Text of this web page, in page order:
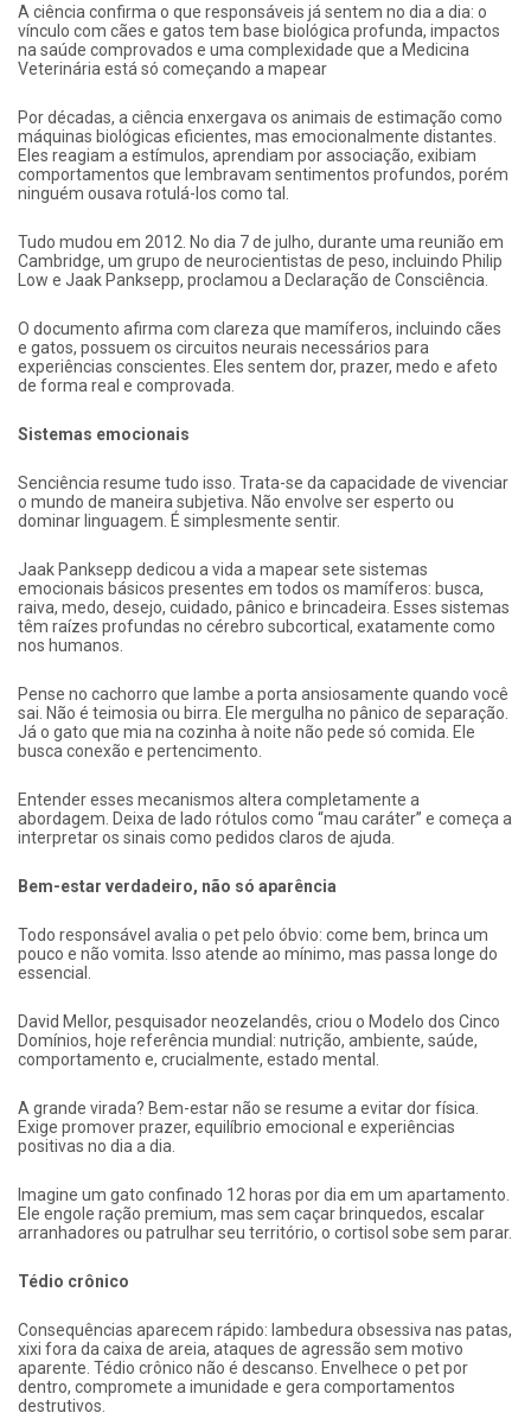
A ciência confirma o que responsáveis já sentem no dia a dia: o
vínculo com cães e gatos tem base biológica profunda, impactos
na saúde comprovados e uma complexidade que a Medicina
Veterinária está só começando a mapear
Por décadas, a ciência enxergava os animais de estimação como
máquinas biológicas eficientes, mas emocionalmente distantes.
Eles reagiam a estímulos, aprendiam por associação, exibiam
comportamentos que lembravam sentimentos profundos, porém
ninguém ousava rotulá-los como tal.
Tudo mudou em 2012. No dia 7 de julho, durante uma reunião em
Cambridge, um grupo de neurocientistas de peso, incluindo Philip
Low e Jaak Panksepp, proclamou a Declaração de Consciência.
O documento afirma com clareza que mamíferos, incluindo cães
e gatos, possuem os circuitos neurais necessários para
experiências conscientes. Eles sentem dor, prazer, medo e afeto
de forma real e comprovada.
Sistemas emocionais
Senciência resume tudo isso. Trata-se da capacidade de vivenciar
o mundo de maneira subjetiva. Não envolve ser esperto ou
dominar linguagem. É simplesmente sentir.
Jaak Panksepp dedicou a vida a mapear sete sistemas
emocionais básicos presentes em todos os mamíferos: busca,
raiva, medo, desejo, cuidado, pânico e brincadeira. Esses sistemas
têm raízes profundas no cérebro subcortical, exatamente como
nos humanos.
Pense no cachorro que lambe a porta ansiosamente quando você
sai. Não é teimosia ou birra. Ele mergulha no pânico de separação.
Já o gato que mia na cozinha à noite não pede só comida. Ele
busca conexão e pertencimento.
Entender esses mecanismos altera completamente a
abordagem. Deixa de lado rótulos como “mau caráter” e começa a
interpretar os sinais como pedidos claros de ajuda.
Bem-estar verdadeiro, não só aparência
Todo responsável avalia o pet pelo óbvio: come bem, brinca um
pouco e não vomita. Isso atende ao mínimo, mas passa longe do
essencial.
David Mellor, pesquisador neozelandês, criou o Modelo dos Cinco
Domínios, hoje referência mundial: nutrição, ambiente, saúde,
comportamento e, crucialmente, estado mental.
A grande virada? Bem-estar não se resume a evitar dor física.
Exige promover prazer, equilíbrio emocional e experiências
positivas no dia a dia.
Imagine um gato confinado 12 horas por dia em um apartamento.
Ele engole ração premium, mas sem caçar brinquedos, escalar
arranhadores ou patrulhar seu território, o cortisol sobe sem parar.
Tédio crônico
Consequências aparecem rápido: lambedura obsessiva nas patas,
xixi fora da caixa de areia, ataques de agressão sem motivo
aparente. Tédio crônico não é descanso. Envelhece o pet por
dentro, compromete a imunidade e gera comportamentos
destrutivos.